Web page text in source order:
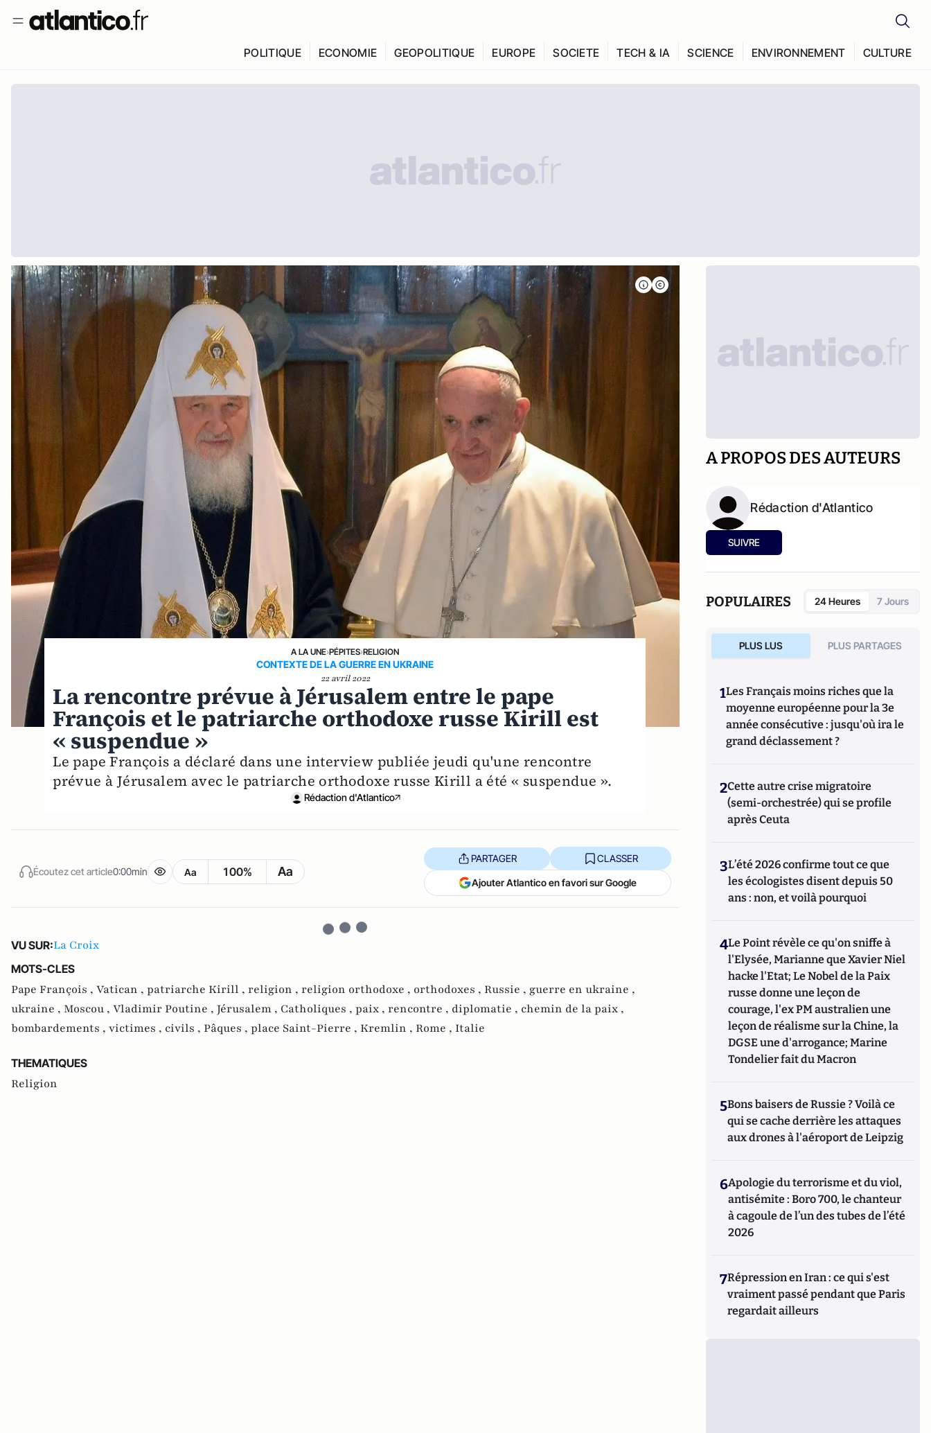
POLITIQUE ECONOMIE GEOPOLITIQUE EUROPE SOCIETE TECH & IA SCIENCE ENVIRONNEMENT CULTURE
A LA UNE›PÉPITES›RELIGION
CONTEXTE DE LA GUERRE EN UKRAINE
22 avril 2022
La rencontre prévue à Jérusalem entre le pape
François et le patriarche orthodoxe russe Kirill est
« suspendue »
Le pape François a déclaré dans une interview publiée jeudi qu'une rencontre
prévue à Jérusalem avec le patriarche orthodoxe russe Kirill a été « suspendue ».
Rédaction d'Atlantico
Écoutez cet article0:00min Aa 100% Aa
PARTAGER CLASSER
Ajouter Atlantico en favori sur Google
VU SUR:La Croix
MOTS-CLES
Pape François , Vatican , patriarche Kirill , religion , religion orthodoxe , orthodoxes , Russie , guerre en ukraine ,
ukraine , Moscou , Vladimir Poutine , Jérusalem , Catholiques , paix , rencontre , diplomatie , chemin de la paix ,
bombardements , victimes , civils , Pâques , place Saint-Pierre , Kremlin , Rome , Italie
THEMATIQUES
Religion
A PROPOS DES AUTEURS
Rédaction d'Atlantico
SUIVRE
POPULAIRES 24 Heures 7 Jours
PLUS LUS PLUS PARTAGES
1Les Français moins riches que la
moyenne européenne pour la 3e
année consécutive : jusqu'où ira le
grand déclassement ?
2Cette autre crise migratoire
(semi-orchestrée) qui se profile
après Ceuta
3L’été 2026 confirme tout ce que
les écologistes disent depuis 50
ans : non, et voilà pourquoi
4Le Point révèle ce qu'on sniffe à
l'Elysée, Marianne que Xavier Niel
hacke l'Etat; Le Nobel de la Paix
russe donne une leçon de
courage, l'ex PM australien une
leçon de réalisme sur la Chine, la
DGSE une d'arrogance; Marine
Tondelier fait du Macron
5Bons baisers de Russie ? Voilà ce
qui se cache derrière les attaques
aux drones à l'aéroport de Leipzig
6Apologie du terrorisme et du viol,
antisémite : Boro 700, le chanteur
à cagoule de l’un des tubes de l’été
2026
7Répression en Iran : ce qui s'est
vraiment passé pendant que Paris
regardait ailleurs